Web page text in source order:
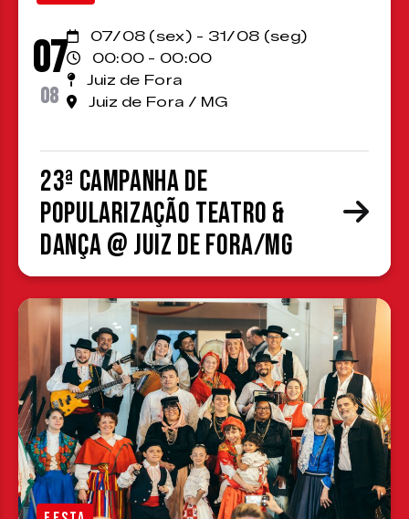
07
08
07/08 (sex) - 31/08 (seg)
00:00 - 00:00
Juiz de Fora
Juiz de Fora / MG
23ª Campanha de
Popularização Teatro &
Dança @ Juiz de Fora/MG